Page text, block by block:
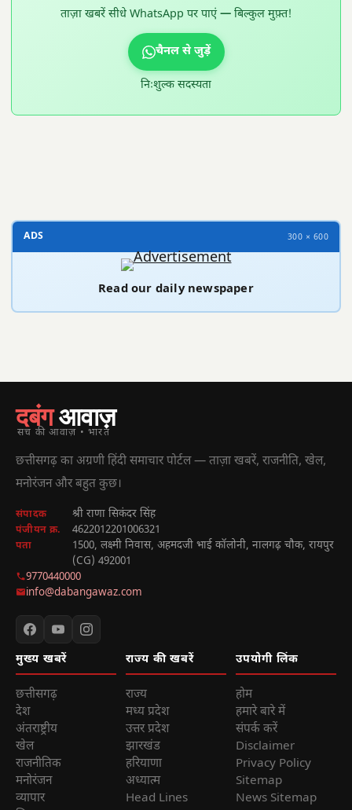
ताज़ा खबरें सीधे WhatsApp पर पाएं — बिल्कुल मुफ़्त!
चैनल से जुड़ें
निःशुल्क सदस्यता
ADS 300 × 600
Read our daily newspaper
दबंगआवाज़
सच की आवाज़ • भारत
छत्तीसगढ़ का अग्रणी हिंदी समाचार पोर्टल — ताज़ा खबरें, राजनीति, खेल,
मनोरंजन और बहुत कुछ।
संपादक श्री राणा सिकंदर सिंह
पंजीयन क्र. 4622012201006321
पता
1500, लक्ष्मी निवास, अहमदजी भाई कॉलोनी, नालगढ़ चौक, रायपुर
(CG) 492001
9770440000
info@dabangawaz.com
मुख्य खबरें
छत्तीसगढ़
देश
अंतराष्ट्रीय
खेल
राजनीतिक
मनोरंजन
व्यापार
राज्य की खबरें
राज्य
मध्य प्रदेश
उत्तर प्रदेश
झारखंड
हरियाणा
अध्यात्म
Head Lines
उपयोगी लिंक
होम
हमारे बारे में
संपर्क करें
Disclaimer
Privacy Policy
Sitemap
News Sitemap